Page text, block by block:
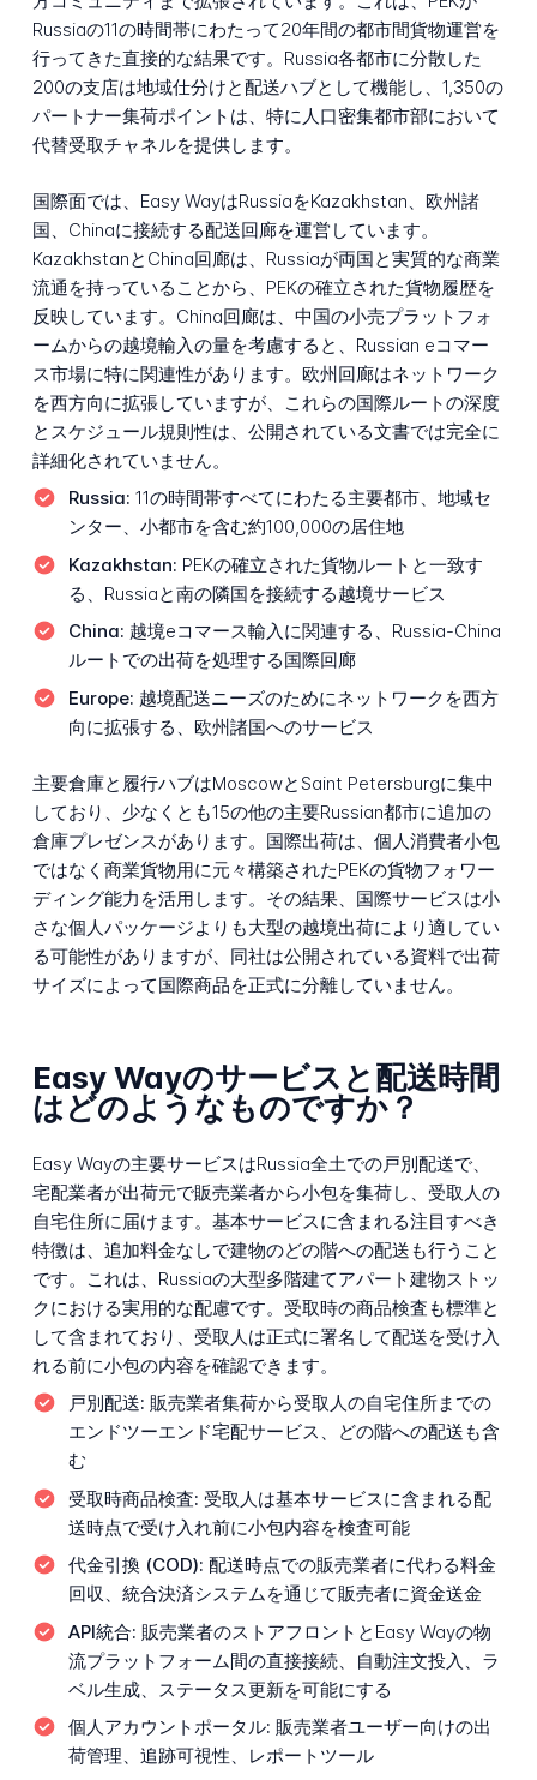
Russiaの11の時間帯にわたって20年間の都市間貨物運営を
行ってきた直接的な結果です。Russia各都市に分散した
200の支店は地域仕分けと配送ハブとして機能し、1,350の
パートナー集荷ポイントは、特に人口密集都市部において
代替受取チャネルを提供します。
国際面では、Easy WayはRussiaをKazakhstan、欧州諸
国、Chinaに接続する配送回廊を運営しています。
KazakhstanとChina回廊は、Russiaが両国と実質的な商業
流通を持っていることから、PEKの確立された貨物履歴を
反映しています。China回廊は、中国の小売プラットフォ
ームからの越境輸入の量を考慮すると、Russian eコマー
ス市場に特に関連性があります。欧州回廊はネットワーク
を西方向に拡張していますが、これらの国際ルートの深度
とスケジュール規則性は、公開されている文書では完全に
詳細化されていません。
Russia: 11の時間帯すべてにわたる主要都市、地域セ
ンター、小都市を含む約100,000の居住地
Kazakhstan: PEKの確立された貨物ルートと一致す
る、Russiaと南の隣国を接続する越境サービス
China: 越境eコマース輸入に関連する、Russia-China
ルートでの出荷を処理する国際回廊
Europe: 越境配送ニーズのためにネットワークを西方
向に拡張する、欧州諸国へのサービス
主要倉庫と履行ハブはMoscowとSaint Petersburgに集中
しており、少なくとも15の他の主要Russian都市に追加の
倉庫プレゼンスがあります。国際出荷は、個人消費者小包
ではなく商業貨物用に元々構築されたPEKの貨物フォワー
ディング能力を活用します。その結果、国際サービスは小
さな個人パッケージよりも大型の越境出荷により適してい
る可能性がありますが、同社は公開されている資料で出荷
サイズによって国際商品を正式に分離していません。
Easy Wayのサービスと配送時間
はどのようなものですか？
Easy Wayの主要サービスはRussia全土での戸別配送で、
宅配業者が出荷元で販売業者から小包を集荷し、受取人の
自宅住所に届けます。基本サービスに含まれる注目すべき
特徴は、追加料金なしで建物のどの階への配送も行うこと
です。これは、Russiaの大型多階建てアパート建物ストッ
クにおける実用的な配慮です。受取時の商品検査も標準と
して含まれており、受取人は正式に署名して配送を受け入
れる前に小包の内容を確認できます。
戸別配送: 販売業者集荷から受取人の自宅住所までの
エンドツーエンド宅配サービス、どの階への配送も含
む
受取時商品検査: 受取人は基本サービスに含まれる配
送時点で受け入れ前に小包内容を検査可能
代金引換 (COD): 配送時点での販売業者に代わる料金
回収、統合決済システムを通じて販売者に資金送金
API統合: 販売業者のストアフロントとEasy Wayの物
流プラットフォーム間の直接接続、自動注文投入、ラ
ベル生成、ステータス更新を可能にする
個人アカウントポータル: 販売業者ユーザー向けの出
荷管理、追跡可視性、レポートツール